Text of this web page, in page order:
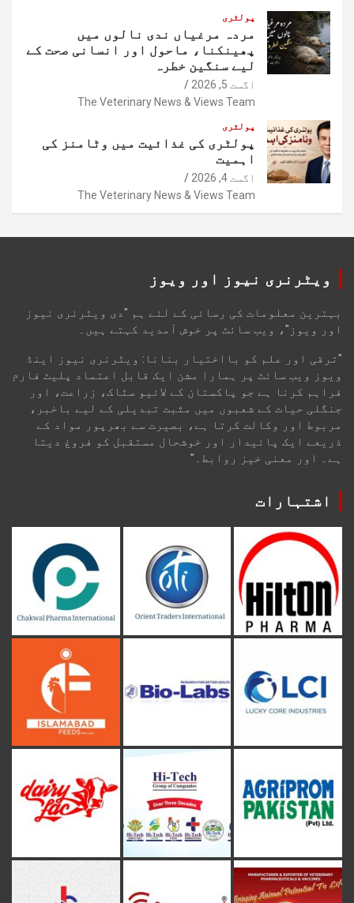
پولٹری
مردہ مرغیاں ندی نالوں میں
پھینکنا، ماحول اور انسانی صحت کے
لیے سنگین خطرہ
اگست 5, 2026
The Veterinary News & Views Team
پولٹری
پولٹری کی غذائیت میں وٹامنز کی
اہمیت
اگست 4, 2026
The Veterinary News & Views Team
ویٹرنری نیوز اور ویوز
بہترین معلومات کی رسائی کے لئے ہم "دی ویٹرنری نیوز
اور ویوز"، ویب سائٹ پر خوش آمدید کہتے ہیں۔
"ترقی اور علم کو بااختیار بنانا: ویٹرنری نیوز اینڈ
ویوز ویب سائٹ پر ہمارا مشن ایک قابل اعتماد پلیٹ فارم
فراہم کرنا ہے جو پاکستان کے لائیو سٹاک، زراعت، اور
جنگلی حیات کے شعبوں میں مثبت تبدیلی کے لیے باخبر،
مربوط اور وکالت کرتا ہے، بصیرت سے بھرپور مواد کے
ذریعے ایک پائیدار اور خوشحال مستقبل کو فروغ دیتا
ہے۔ اور معنی خیز روابط۔"
اشتہارات